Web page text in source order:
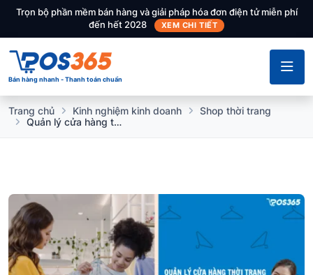
Trọn bộ phần mềm bán hàng và giải pháp hóa đơn điện tử miễn phí
đến hết 2028
XEM CHI TIẾT
Bán hàng nhanh - Thanh toán chuẩn
Trang chủ Kinh nghiệm kinh doanh
Shop thời trang
Quản lý cửa hàng thời trang cần làm gì? Cách quản lý hiệu quả